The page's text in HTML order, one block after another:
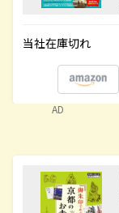
当社在庫切れ
AD